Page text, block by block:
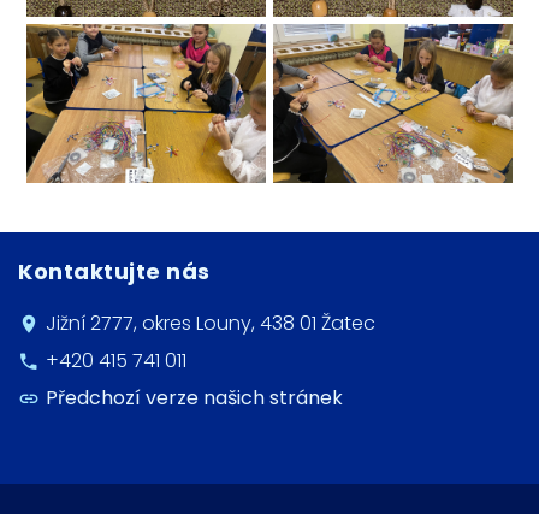
Kontaktujte nás
Jižní 2777, okres Louny, 438 01 Žatec
+420 415 741 011
Předchozí verze našich stránek